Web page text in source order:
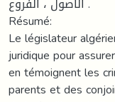
Résumé:
Le législateur
juridique pour
en témoignent les
parents et des